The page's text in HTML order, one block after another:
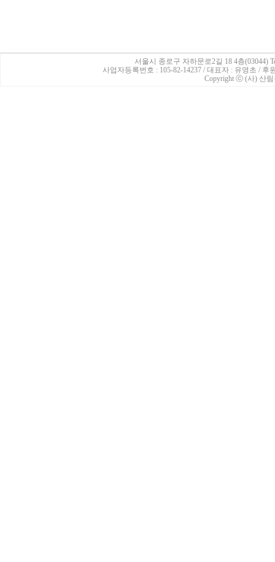
서울시 종로구 자하문로2길 18 4층(03044)
사업자등록번호 : 105-82-14237 / 대표자 : 유영초 /
Copyright ⓒ (사) 산림